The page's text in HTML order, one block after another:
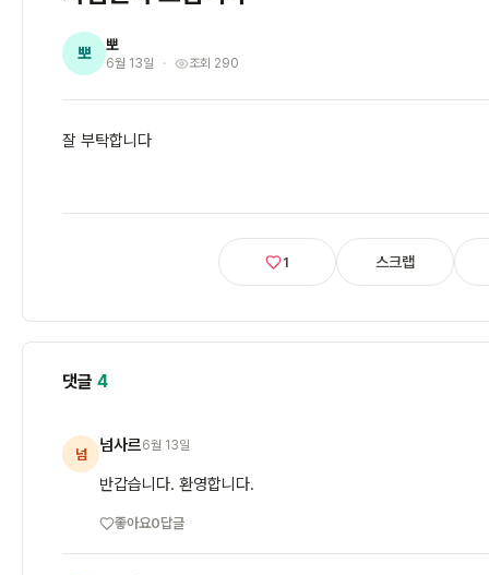
뽀 뽀
6월 13일 조회 290
잘 부탁합니다
1 스크랩
댓글 4
넘 넘사르6월 13일
반갑습니다. 환영합니다.
좋아요0답글